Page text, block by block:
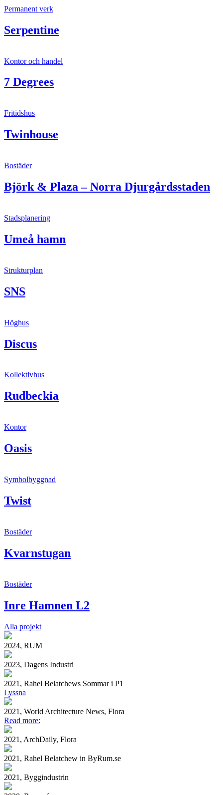
Permanent verk
Serpentine
Kontor och handel
7 Degrees
Fritidshus
Twinhouse
Bostäder
Björk & Plaza – Norra Djurgårdsstaden
Stadsplanering
Umeå hamn
Strukturplan
SNS
Höghus
Discus
Kollektivhus
Rudbeckia
Kontor
Oasis
Symbolbyggnad
Twist
Bostäder
Kvarnstugan
Bostäder
Inre Hamnen L2
Alla projekt
2024, RUM
2023, Dagens Industri
2021, Rahel Belatchews Sommar i P1
Lyssna
2021, World Architecture News, Flora
Read more:
2021, ArchDaily, Flora
2021, Rahel Belatchew in ByRum.se
2021, Byggindustrin